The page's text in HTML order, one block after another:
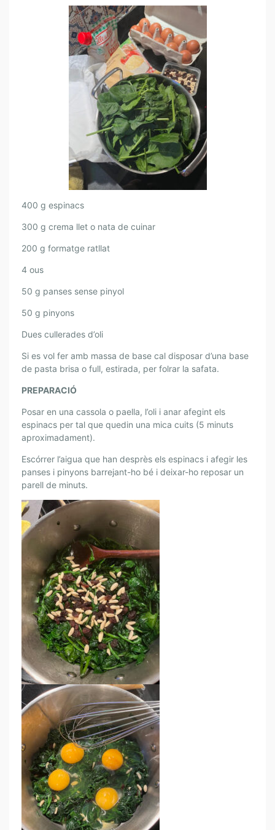
A
S
400 g espinacs
300 g crema llet o nata de cuinar
200 g formatge ratllat
4 ous
50 g panses sense pinyol
50 g pinyons
Dues cullerades d’oli
Si es vol fer amb massa de base cal disposar d’una base
de pasta brisa o full, estirada, per folrar la safata.
PREPARACIÓ
Posar en una cassola o paella, l’oli i anar afegint els
espinacs per tal que quedin una mica cuits (5 minuts
aproximadament).
Escórrer l’aigua que han desprès els espinacs i afegir les
panses i pinyons barrejant-ho bé i deixar-ho reposar un
parell de minuts.